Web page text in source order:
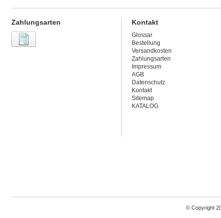
Zahlungsarten Kontakt
Glossar
Bestellung
Versandkosten
Zahlungsarten
Impressum
AGB
Datenschutz
Kontakt
Sitemap
KATALOG
© Copyright